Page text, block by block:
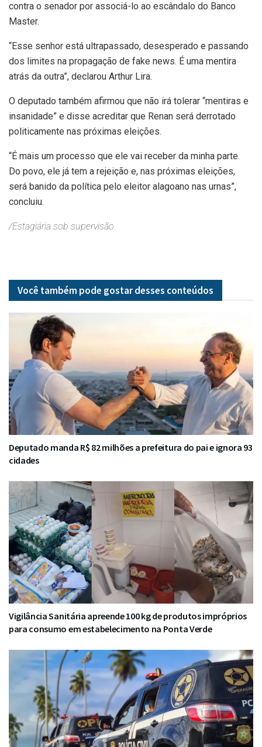
contra o senador por associá-lo ao escândalo do Banco
Master.
“Esse senhor está ultrapassado, desesperado e passando
dos limites na propagação de fake news. É uma mentira
atrás da outra”, declarou Arthur Lira.
O deputado também afirmou que não irá tolerar “mentiras e
insanidade” e disse acreditar que Renan será derrotado
politicamente nas próximas eleições.
“É mais um processo que ele vai receber da minha parte.
Do povo, ele já tem a rejeição e, nas próximas eleições,
será banido da política pelo eleitor alagoano nas urnas”,
concluiu.
/Estagiária sob supervisão
Você também pode gostar desses conteúdos
Deputado manda R$ 82 milhões a prefeitura do pai e ignora 93
cidades
Vigilância Sanitária apreende 100 kg de produtos impróprios
para consumo em estabelecimento na Ponta Verde